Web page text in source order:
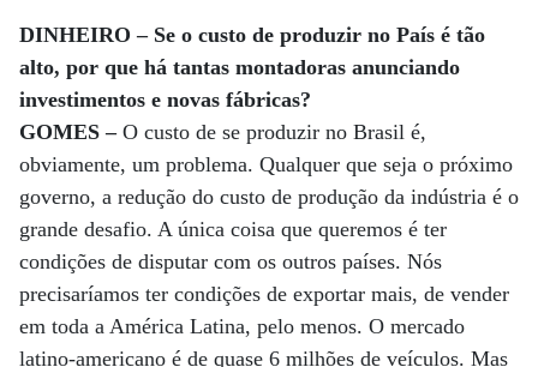
DINHEIRO – Se o custo de produzir no País é tão
alto, por que há tantas montadoras anunciando
investimentos e novas fábricas?
GOMES –O custo de se produzir no Brasil é,
obviamente, um problema. Qualquer que seja o próximo
governo, a redução do custo de produção da indústria é o
grande desafio. A única coisa que queremos é ter
condições de disputar com os outros países. Nós
precisaríamos ter condições de exportar mais, de vender
em toda a América Latina, pelo menos. O mercado
latino-americano é de quase 6 milhões de veículos. Mas